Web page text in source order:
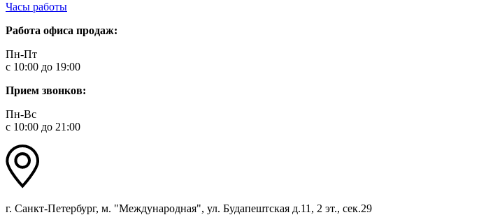
Часы работы
Работа офиса продаж:
Пн-Пт
с 10:00 до 19:00
Прием звонков:
Пн-Вс
с 10:00 до 21:00
г. Санкт-Петербург, м. "Международная", ул. Будапештская д.11, 2 эт., сек.29